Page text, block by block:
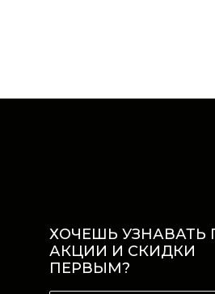
ХОЧЕШЬ УЗНАВАТЬ
АКЦИИ И СКИДКИ
ПЕРВЫМ?